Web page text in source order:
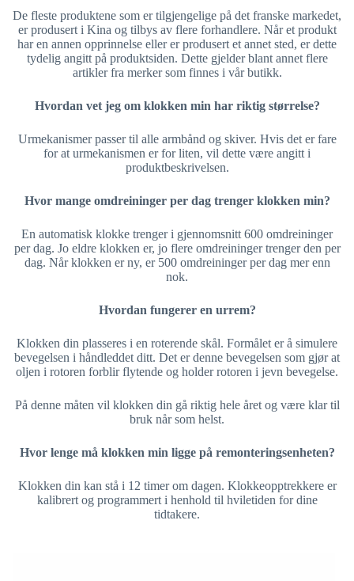
De fleste produktene som er tilgjengelige på det franske markedet,
er produsert i Kina og tilbys av flere forhandlere. Når et produkt
har en annen opprinnelse eller er produsert et annet sted, er dette
tydelig angitt på produktsiden. Dette gjelder blant annet flere
artikler fra merker som finnes i vår butikk.
Hvordan vet jeg om klokken min har riktig størrelse?
Urmekanismer passer til alle armbånd og skiver. Hvis det er fare
for at urmekanismen er for liten, vil dette være angitt i
produktbeskrivelsen.
Hvor mange omdreininger per dag trenger klokken min?
En automatisk klokke trenger i gjennomsnitt 600 omdreininger
per dag. Jo eldre klokken er, jo flere omdreininger trenger den per
dag. Når klokken er ny, er 500 omdreininger per dag mer enn
nok.
Hvordan fungerer en urrem?
Klokken din plasseres i en roterende skål. Formålet er å simulere
bevegelsen i håndleddet ditt. Det er denne bevegelsen som gjør at
oljen i rotoren forblir flytende og holder rotoren i jevn bevegelse.
På denne måten vil klokken din gå riktig hele året og være klar til
bruk når som helst.
Hvor lenge må klokken min ligge på remonteringsenheten?
Klokken din kan stå i 12 timer om dagen. Klokkeopptrekkere er
kalibrert og programmert i henhold til hviletiden for dine
tidtakere.